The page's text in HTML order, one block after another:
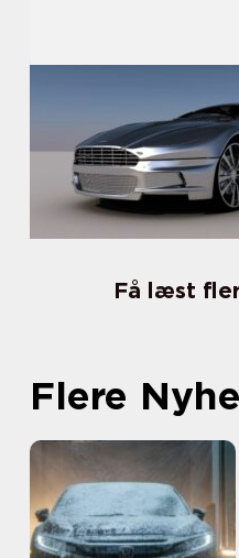
Få læst
Flere